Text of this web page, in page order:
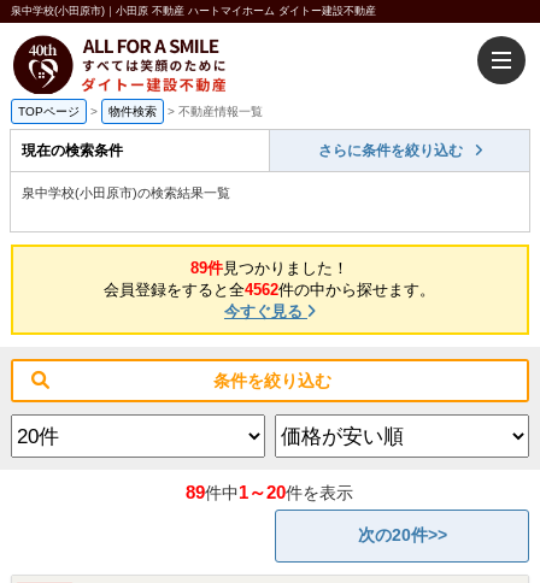
泉中学校(小田原市)｜小田原 不動産 ハートマイホーム ダイトー建設不動産
TOPページ > 物件検索 > 不動産情報一覧
現在の検索条件 さらに条件を絞り込む
泉中学校(小田原市)の検索結果一覧
89件見つかりました！
会員登録をすると全4562件の中から探せます。
今すぐ見る
条件を絞り込む
89件中1～20件を表示
次の20件>>